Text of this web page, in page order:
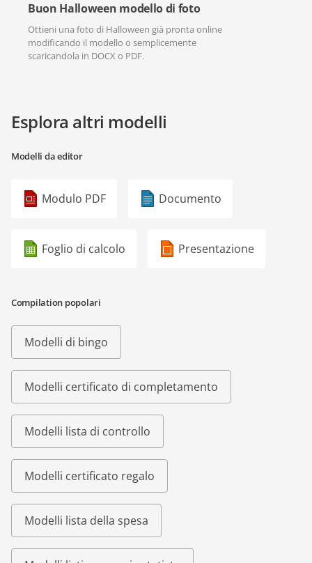
Buon Halloween modello di foto
Ottieni una foto di Halloween già pronta online
modificando il modello o semplicemente
scaricandola in DOCX o PDF.
Esplora altri modelli
Modelli da editor
Modulo PDF Documento
Foglio di calcolo Presentazione
Compilation popolari
Modelli di bingo
Modelli certificato di completamento
Modelli lista di controllo
Modelli certificato regalo
Modelli lista della spesa